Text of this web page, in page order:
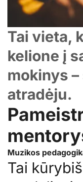
Tai vieta,
kelione į
mokinys
atradėju.
Muzikos
Tai